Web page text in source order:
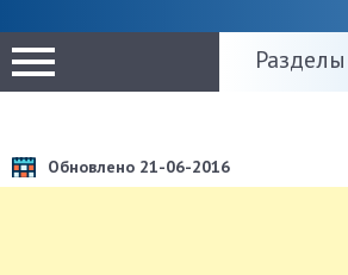
Обновлено 21-06-2016